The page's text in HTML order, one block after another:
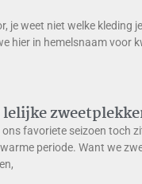
je weet niet welke kleding
hier in hemelsnaam voor
favoriete seizoen toch
periode. Want we